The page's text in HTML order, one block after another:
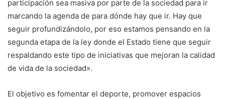
participación sea masiva por parte de la sociedad para ir
marcando la agenda de para dónde hay que ir. Hay que
seguir profundizándolo, por eso estamos pensando en la
segunda etapa de la ley donde el Estado tiene que seguir
respaldando este tipo de iniciativas que mejoran la calidad
de vida de la sociedad».
El objetivo es fomentar el deporte, promover espacios